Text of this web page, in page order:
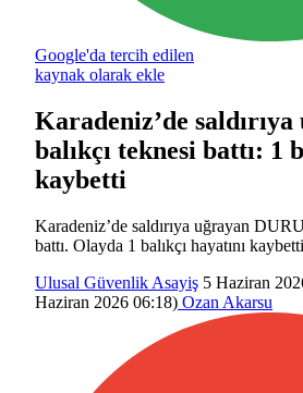
Google'da tercih edilen
kaynak olarak ekle
Karadeniz’de
balıkçı teknesi battı: 1
kaybetti
Karadeniz’de saldırıya uğrayan
battı. Olayda 1 balıkçı hayatını
Ulusal Güvenlik Asayiş 5 Haziran
Haziran 2026 06:18) Ozan Akarsu